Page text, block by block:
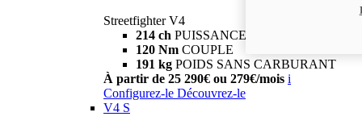
Streetfighter V4
214 ch PUISSANCE
120 Nm COUPLE
191 kg POIDS SANS CARBURANT
À partir de 25 290€ ou 279€/mois i
Configurez-le Découvrez-le
V4 S